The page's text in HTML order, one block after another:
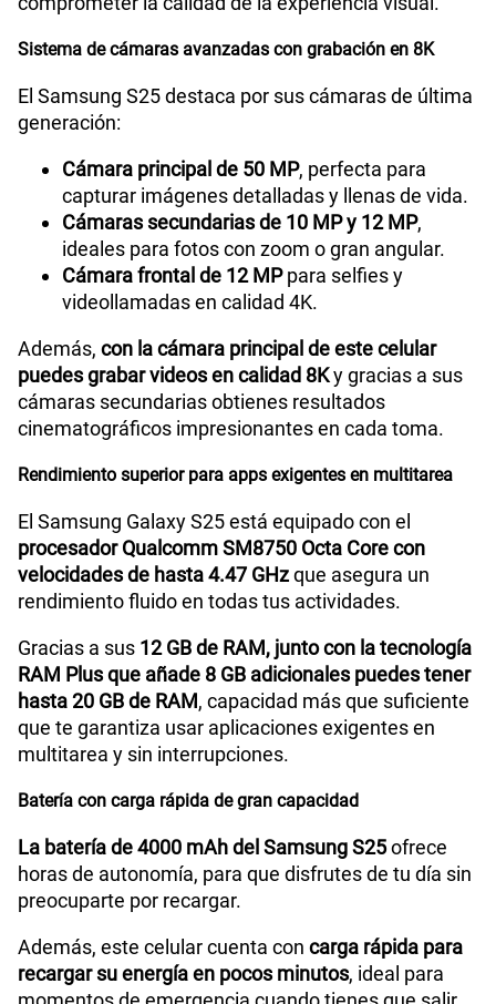
Capacidad Memoria Externa
Capacidad Memoria Interna 128GB
Capacidad Memoria RAM 12GB + 8GB
GPS Si
Lector de Huella
Dimensión 146.9 x 70.5 x 7.2
Carga rápida
VoLTE Sí
VoWiFi
Sistema de cámaras avanzadas con grabación en 8K
El Samsung S25 destaca por sus cámaras de última
generación:
Cámara principal de 50 MP, perfecta para
capturar imágenes detalladas y llenas de vida.
Cámaras secundarias de 10 MP y 12 MP,
ideales para fotos con zoom o gran angular.
Cámara frontal de 12 MPpara selfies y
videollamadas en calidad 4K.
Además, con la cámara principal de este celular
puedes grabar videos en calidad 8Ky gracias a sus
cámaras secundarias obtienes resultados
cinematográficos impresionantes en cada toma.
Rendimiento superior para apps exigentes en multitarea
El Samsung Galaxy S25 está equipado con el
procesador Qualcomm SM8750 Octa Core con
velocidades de hasta 4.47 GHzque asegura un
rendimiento fluido en todas tus actividades.
Gracias a sus 12 GB de RAM, junto con la tecnología
RAM Plus que añade 8 GB adicionales puedes tener
hasta 20 GB de RAM, capacidad más que suficiente
que te garantiza usar aplicaciones exigentes en
multitarea y sin interrupciones.
Batería con carga rápida de gran capacidad
La batería de 4000 mAh del Samsung S25ofrece
horas de autonomía, para que disfrutes de tu día sin
preocuparte por recargar.
Además, este celular cuenta con carga rápida para
recargar su energía en pocos minutos, ideal para